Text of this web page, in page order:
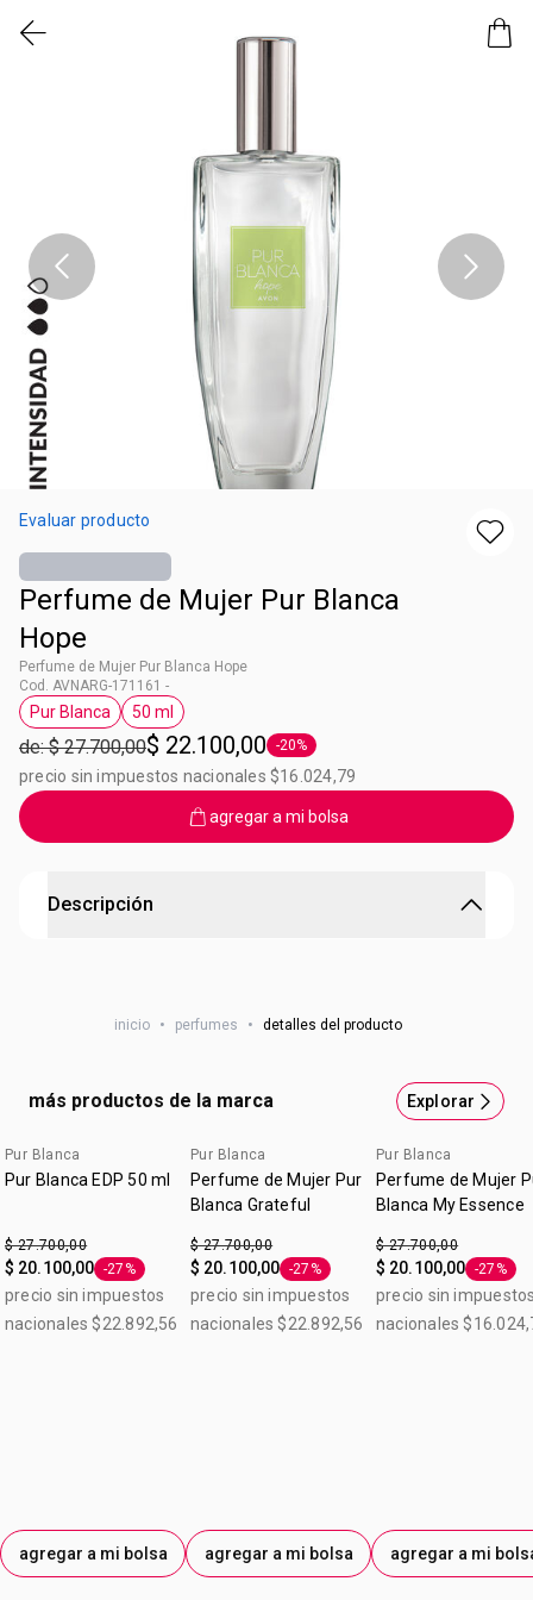
Evaluar producto
Perfume de Mujer Pur Blanca
Hope
Perfume de Mujer Pur Blanca Hope
Cod. AVNARG-171161 -
Etiqueta Pur Blanca
Pur Blanca
Etiqueta 50 ml
50 ml
de: $ 27.700,00$ 22.100,00 Etiqueta -20%
-20%
precio sin impuestos nacionales $16.024,79
agregar a mi bolsa
Descripción
Eau de Toilette. Contenido: 50 Ml
inicio • perfumes • detalles del producto
más productos de la marca Explorar
Pur Blanca
Pur Blanca EDP 50 ml
$ 27.700,00
$ 20.100,00 Etiqueta -27%
-27%
precio sin impuestos
nacionales $22.892,56
agregar a mi bolsa
Pur Blanca
Perfume de Mujer Pur
Blanca Grateful
$ 27.700,00
$ 20.100,00 Etiqueta -27%
-27%
precio sin impuestos
nacionales $22.892,56
agregar a mi bolsa
Pur Blanca
Perfume de Mujer
Blanca My Essence
$ 27.700,00
$ 20.100,00 Etiqueta
-27%
precio sin
nacionales
agregar a mi